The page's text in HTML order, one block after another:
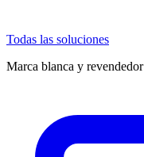
Todas las soluciones
Marca blanca y revendedor